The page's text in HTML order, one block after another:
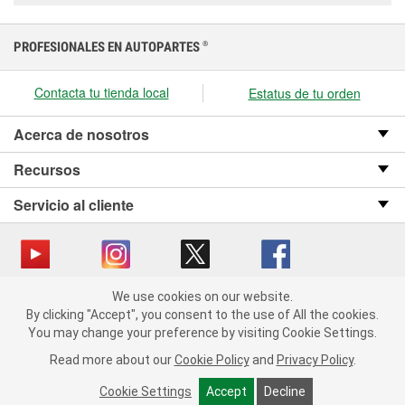
We use cookies on our website. By clicking "Accept", you consent
to the use of All the cookies.
You may change your preference by visiting Cookie Settings.
Read more about our Cookie Policy and Privacy Policy.
Cookie Settings Accept Decline
PROFESIONALES EN AUTOPARTES ®
Contacta tu tienda local Estatus de tu orden
Acerca de nosotros
Recursos
Servicio al cliente
Copyright © 2008-2026 O’Reilly Auto Parts v OST_3.2.0.0.729 (3) cv1361
catalog_main
Política de privacidad
Ley de transparencia en las cadenas de suministro
de California
We use cookies on our website.
By clicking "Accept", you consent to the use of All the cookies.
You may change your preference by visiting Cookie Settings.
Read more about our Cookie Policy and Privacy Policy.
Cookie Settings Accept Decline